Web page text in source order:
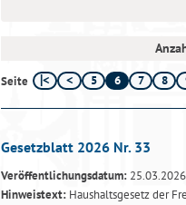
Seite 5 6 7 8
Gesetzblatt 2026 Nr. 33
Veröffentlichungsdatum: 25.03.2026
Hinweistext: Haushaltsgesetz der